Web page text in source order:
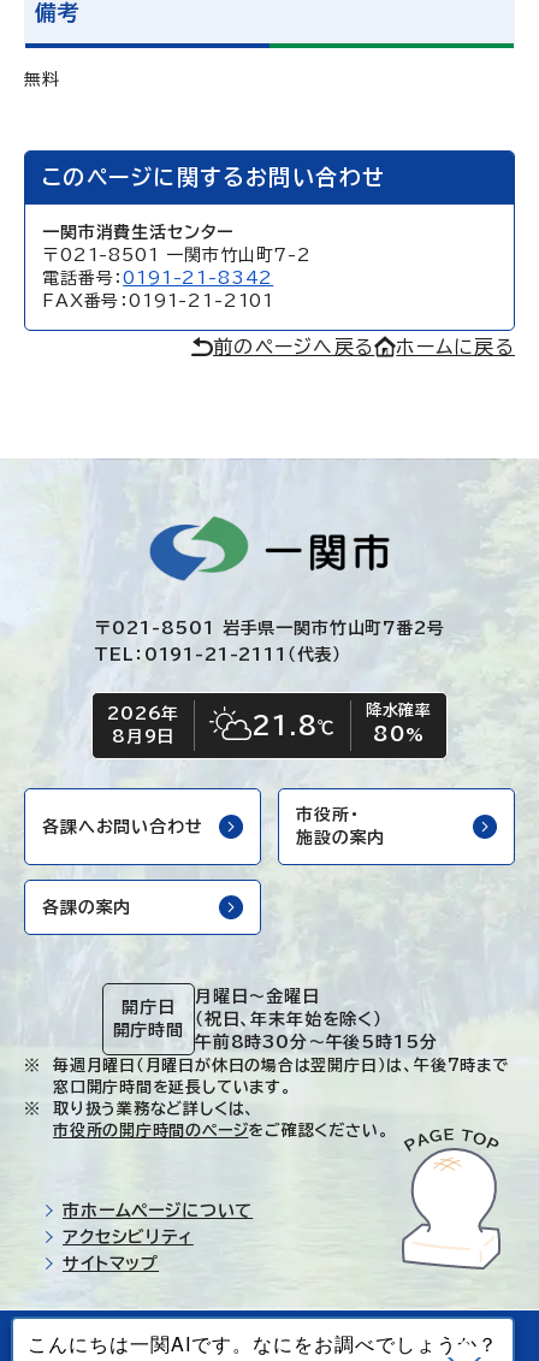
備考
無料
このページに関するお問い合わせ
一関市消費生活センター
〒021-8501 一関市竹山町7-2
電話番号：0191-21-8342
FAX番号：0191-21-2101
前のページへ戻る ホームに戻る
〒021-8501 岩手県一関市竹山町7番2号
TEL：0191-21-2111（代表）
今日の日付
2026年
8月9日
今日の天気
晴れ時々くもり
21.8℃
降水確率
80%
各課へお問い合わせ
市役所・
施設の案内
各課の案内
開庁日
開庁時間
月曜日～金曜日
（祝日、年末年始を除く）
午前8時30分～午後5時15分
毎週月曜日（月曜日が休日の場合は翌開庁日）は、午後7時まで
窓口開庁時間を延長しています。
取り扱う業務など詳しくは、
市役所の開庁時間のページをご確認ください。
市ホームページについて
アクセシビリティ
サイトマップ
© Ichinoseki-city. All rights reserved.